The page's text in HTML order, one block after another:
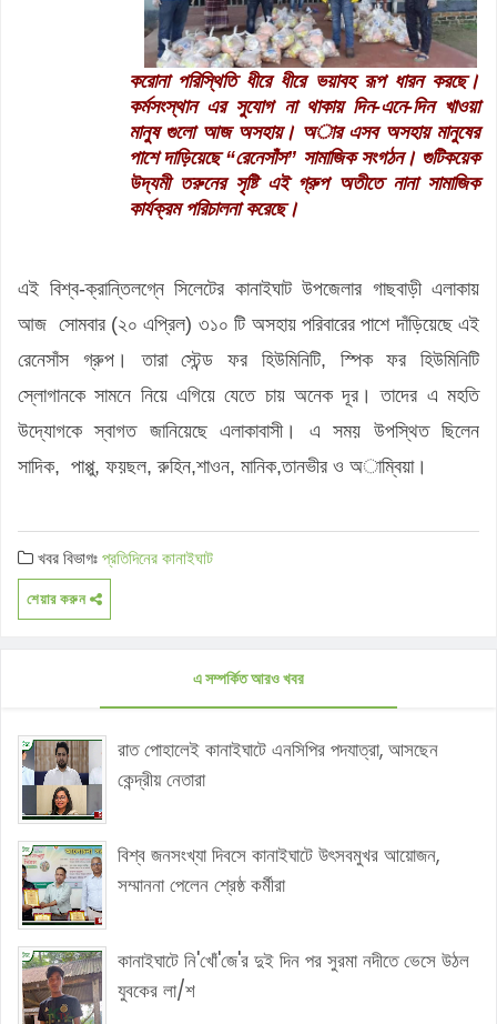
করোনা পরিস্থিতি ধীরে ধীরে ভয়াবহ রূপ ধারন করছে।
কর্মসংস্থান এর সুযোগ না থাকায় দিন-এনে-দিন খাওয়া
মানুষ গুলো আজ অসহায়। অার এসব অসহায় মানুষের
পাশে দাড়িয়েছে “রেনেসাঁস” সামাজিক সংগঠন। গুটিকয়েক
উদ্যমী তরুনের সৃষ্টি এই গ্রুপ অতীতে নানা সামাজিক
কার্যক্রম পরিচালনা করেছে।
এই বিশ্ব-ক্রান্তিলগ্নে সিলেটের কানাইঘাট উপজেলার গাছবাড়ী এলাকায়
আজ সোমবার (২০ এপ্রিল) ৩১০ টি অসহায় পরিবারের পাশে দাঁড়িয়েছে এই
রেনেসাঁস গ্রুপ। তারা স্টেন্ড ফর হিউমিনিটি, স্পিক ফর হিউমিনিটি
স্লোগানকে সামনে নিয়ে এগিয়ে যেতে চায় অনেক দূর। তাদের এ মহতি
উদ্যোগকে স্বাগত জানিয়েছে এলাকাবাসী। এ সময় উপস্থিত ছিলেন
সাদিক, পাপ্পু, ফয়ছল, রুহিন,শাওন, মানিক,তানভীর ও অাম্বিয়া।
খবর বিভাগঃপ্রতিদিনের কানাইঘাট
শেয়ার করুন
এ সম্পর্কিত আরও খবর
রাত পোহালেই কানাইঘাটে এনসিপির পদযাত্রা, আসছেন
কেন্দ্রীয় নেতারা
বিশ্ব জনসংখ্যা দিবসে কানাইঘাটে উৎসবমুখর আয়োজন,
সম্মাননা পেলেন শ্রেষ্ঠ কর্মীরা
কানাইঘাটে নি'খোঁ'জে'র দুই দিন পর সুরমা নদীতে ভেসে উঠল
যুবকের লা/শ